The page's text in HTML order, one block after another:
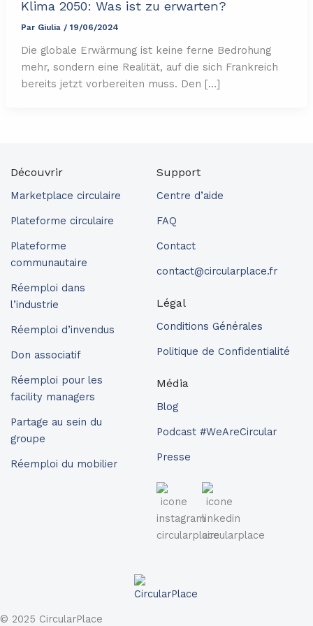
Klima 2050: Was ist zu erwarten?
Par Giulia / 19/06/2024
Die globale Erwärmung ist keine ferne Bedrohung
mehr, sondern eine Realität, auf die sich Frankreich
bereits jetzt vorbereiten muss. Den […]
Découvrir
Marketplace circulaire
Plateforme circulaire
Plateforme
communautaire
Réemploi dans
l’industrie
Réemploi d’invendus
Don associatif
Réemploi pour les
facility managers
Partage au sein du
groupe
Réemploi du mobilier
Support
Centre d’aide
FAQ
Contact
contact@circularplace.fr
Légal
Conditions Générales
Politique de Confidentialité
Média
Blog
Podcast #WeAreCircular
Presse
© 2025 CircularPlace